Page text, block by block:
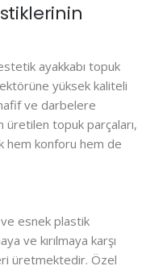
ayakkabı topuk
yüksek kaliteli
ve darbelere
üretilen topuk parçaları,
hem konforu hem de
esnek plastik
ve kırılmaya karşı
üretmektedir. Özel